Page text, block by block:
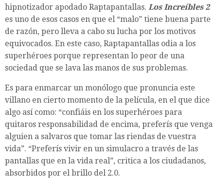
hipnotizador apodado Raptapantallas. Los Increíbles 2
es uno de esos casos en que el “malo” tiene buena parte
de razón, pero lleva a cabo su lucha por los motivos
equivocados. En este caso, Raptapantallas odia a los
superhéroes porque representan lo peor de una
sociedad que se lava las manos de sus problemas.
Es para enmarcar un monólogo que pronuncia este
villano en cierto momento de la película, en el que dice
algo así como: “confiáis en los superhéroes para
quitaros responsabilidad de encima, preferís que venga
alguien a salvaros que tomar las riendas de vuestra
vida”. “Preferís vivir en un simulacro a través de las
pantallas que en la vida real”, critica a los ciudadanos,
absorbidos por el brillo del 2.0.